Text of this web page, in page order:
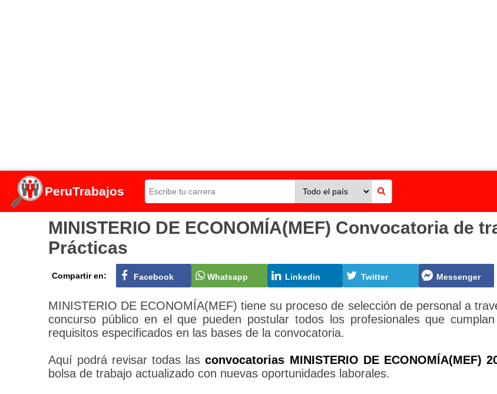
PeruTrabajos
MINISTERIO DE ECONOMÍA(MEF) Convocatoria de
Prácticas
Compartir en: Facebook Whatsapp Linkedin Twitter Messenger
MINISTERIO DE ECONOMÍA(MEF) tiene su proceso de selección de personal a
concurso público en el que pueden postular todos los profesionales que
requisitos especificados en las bases de la convocatoria.
Aquí podrá revisar todas lasconvocatorias MINISTERIO DE ECONOMÍA(MEF)
bolsa de trabajo actualizado con nuevas oportunidades laborales.